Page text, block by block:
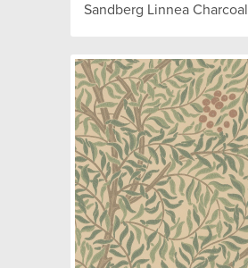
Sandberg Linnea Charcoal